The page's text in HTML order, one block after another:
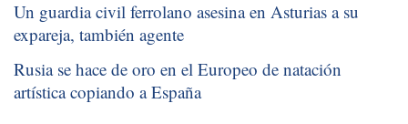
Un guardia civil ferrolano asesina en Asturias a su
expareja, también agente
Rusia se hace de oro en el Europeo de natación
artística copiando a España